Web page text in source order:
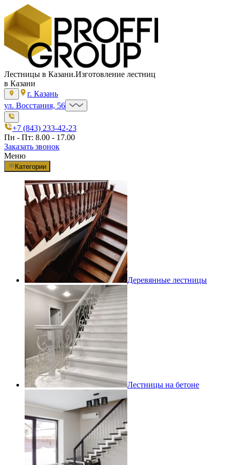
Лестницы в Казани.Изготовление лестниц
в Казани
г. Казань
ул. Восстания, 56
+7 (843) 233-42-23
Пн - Пт: 8.00 - 17.00
Заказать звонок
Меню
Категории
Деревянные лестницы
Лестницы на бетоне